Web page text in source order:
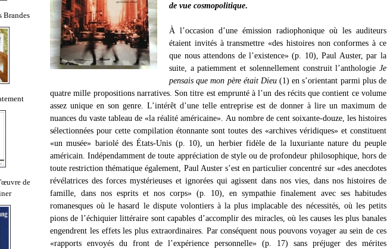
Brandes
de
de vue cosmopolitique.
À l’occasion d’une émission radiophonique où les auditeurs
étaient invités à transmettre «des histoires non conformes à ce
que nous attendons de l’existence» (p. 10), Paul Auster, par la
suite, a patiemment et solennellement construit l’anthologie Je
pensais que mon père était Dieu(1) en s’orientant parmi plus de
quatre mille propositions narratives. Son titre est emprunté à l’un des récits que contient ce volume
assez unique en son genre. L’intérêt d’une telle entreprise est de donner à lire un maximum de
nuances du vaste tableau de «la réalité américaine». Au nombre de cent soixante-douze, les histoires
sélectionnées pour cette compilation étonnante sont toutes des «archives véridiques» et constituent
«un musée» bariolé des États-Unis (p. 10), un herbier fidèle de la luxuriante nature du peuple
américain. Indépendamment de toute appréciation de style ou de profondeur philosophique, hors de
toute restriction thématique également, Paul Auster s’est en particulier concentré sur «des anecdotes
révélatrices des forces mystérieuses et ignorées qui agissent dans nos vies, dans nos histoires de
famille, dans nos esprits et nos corps» (p. 10), en sympathie finalement avec ses habitudes
romanesques où le hasard le dispute volontiers à la plus implacable des nécessités, où les petits
pions de l’échiquier littéraire sont capables d’accomplir des miracles, où les causes les plus banales
engendrent les effets les plus extraordinaires. Par conséquent nous pouvons voyager au sein de ces
«rapports envoyés du front de l’expérience personnelle» (p. 17) sans préjuger des mérites